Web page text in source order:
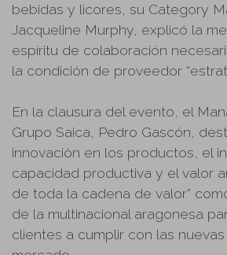
bebidas y licores, su Category
Jacqueline Murphy, explicó la
espíritu de colaboración
la condición de proveedor
En la clausura del evento, el
Grupo Saica, Pedro Gascón,
innovación en los productos, el
capacidad productiva y el valor
de toda la cadena de valor”
de la multinacional aragonesa
clientes a cumplir con las